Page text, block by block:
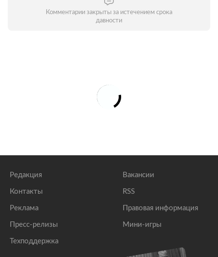
Комментарии закрыты за истечением срока
давности
Редакция
Контакты
Реклама
Пресс-релизы
Техподдержка
Вакансии
RSS
Правовая информация
Мини-игры